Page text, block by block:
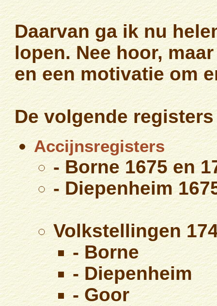
Daarvan ga ik nu
lopen. Nee hoor,
en een motivatie om
De volgende
Accijnsregisters
- Borne 1675 en
- Diepenheim
Volkstellingen
- Borne
- Diepenheim
- Goor